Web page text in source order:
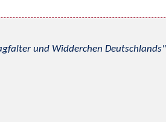
und Widderchen Deutschlands